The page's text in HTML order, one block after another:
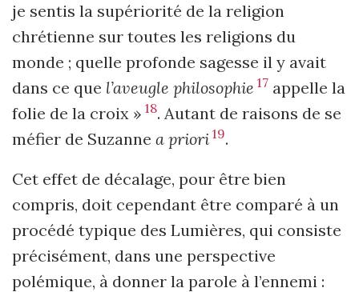
je sentis la supériorité de la religion
chrétienne sur toutes les religions du
monde ; quelle profonde sagesse il y avait
dans ce que l’aveugle philosophie 17 appelle la
folie de la croix » 18. Autant de raisons de se
méfier de Suzanne a priori 19.
Cet effet de décalage, pour être bien
compris, doit cependant être comparé à un
procédé typique des Lumières, qui consiste
précisément, dans une perspective
polémique, à donner la parole à l’ennemi :